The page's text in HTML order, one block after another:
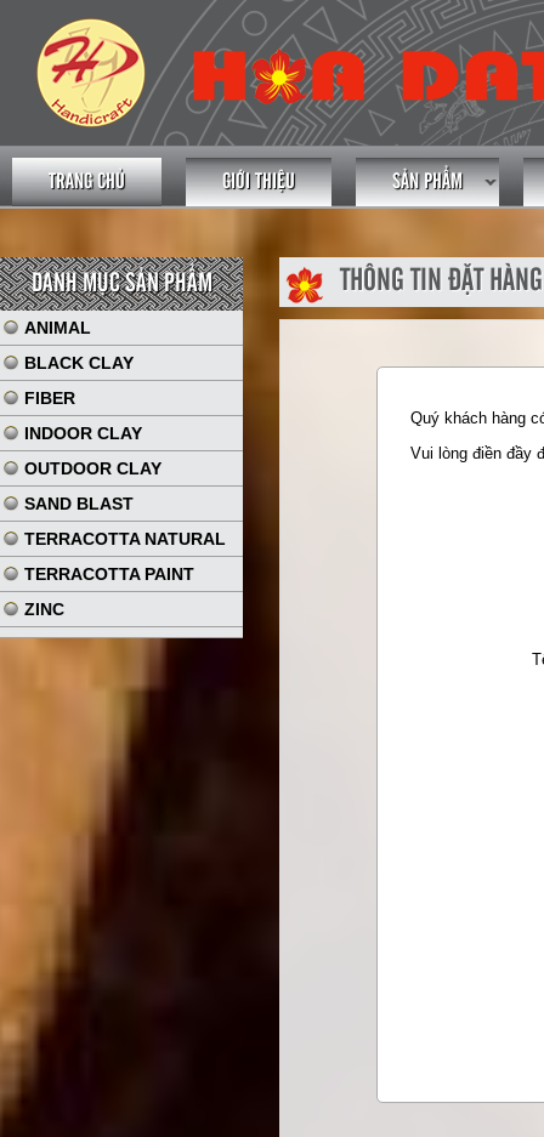
TRANG CHỦ GIỚI THIỆU SẢN PHẨM
DANH MỤC SẢN PHẨM
ANIMAL
BLACK CLAY
FIBER
INDOOR CLAY
OUTDOOR CLAY
SAND BLAST
TERRACOTTA NATURAL
TERRACOTTA PAINT
ZINC
THÔNG TIN ĐẶT HÀNG
Quý khách hàng
Vui lòng điền đầy